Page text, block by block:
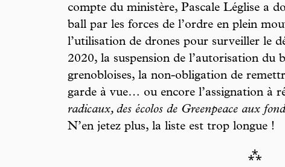
compte du ministère, Pascale Léglise a
ball par les forces de l’ordre en plein
l’utilisation de drones pour surveiller le
2020, la suspension de l’autorisation du
grenobloises, la non-obligation de
garde à vue… ou encore l’assignation à
radicaux, des écolos de Greenpeace aux
N’en jetez plus, la liste est trop longue !
⁂